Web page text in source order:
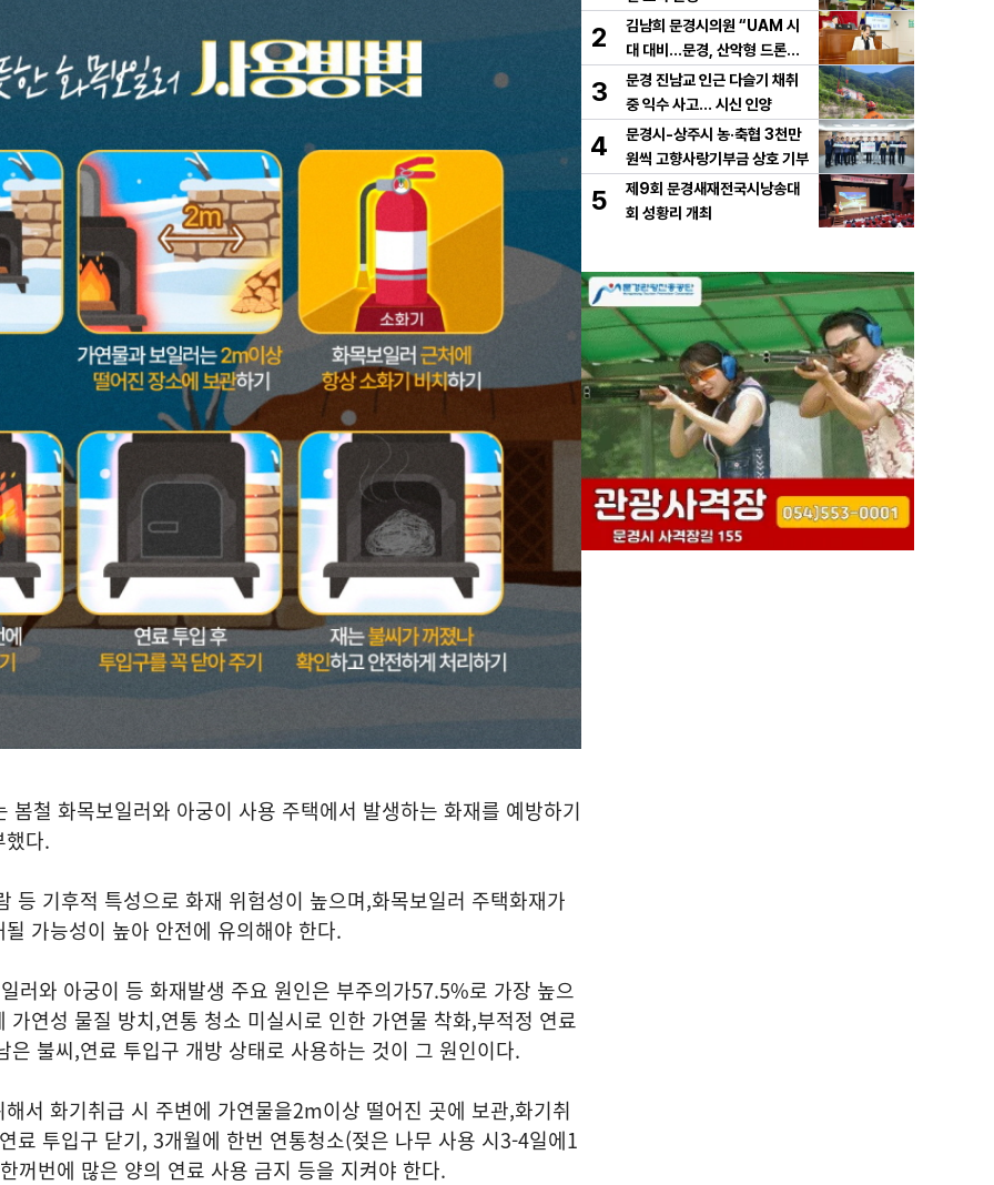
봄철 화목보일러와 아궁이 사용 주택에서 발생하는 화재를 예방하기
다.
등 기후적 특성으로 화재 위험성이 높으며,화목보일러 주택화재가
가능성이 높아 안전에 유의해야 한다.
러와 아궁이 등 화재발생 주요 원인은 부주의가57.5%로 가장 높으
가연성 물질 방치,연통 청소 미실시로 인한 가연물 착화,부적정 연료
은 불씨,연료 투입구 개방 상태로 사용하는 것이 그 원인이다.
서 화기취급 시 주변에 가연물을2m이상 떨어진 곳에 보관,화기취
연료 투입구 닫기, 3개월에 한번 연통청소(젖은 나무 사용 시3-4일에1
한꺼번에 많은 양의 연료 사용 금지 등을 지켜야 한다.
2
김남희 문경시의원 “UAM 시
대 대비…문경, 산악형 드론산
업 중심도시로 도약해야”
3
문경 진남교 인근 다슬기 채취
중 익수 사고… 시신 인양
4
문경시-상주시 농·축협 3천만
원씩 고향사랑기부금 상호 기부
5
제9회 문경새재전국시낭송대
회 성황리 개최